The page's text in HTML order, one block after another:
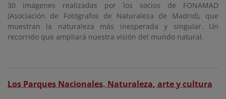
30 imágenes realizadas por los socios de FONAMAD
(Asociación de Fotógrafos de Naturaleza de Madrid), que
muestran la naturaleza más inesperada y singular. Un
recorrido que ampliará nuestra visión del mundo natural.
Los Parques Nacionales. Naturaleza, arte y cultura